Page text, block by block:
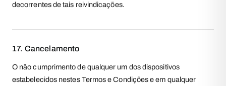
decorrentes de tais reivindicações.
17. Cancelamento
O não cumprimento de qualquer um dos dispositivos
estabelecidos nestes Termos e Condições e em qualquer